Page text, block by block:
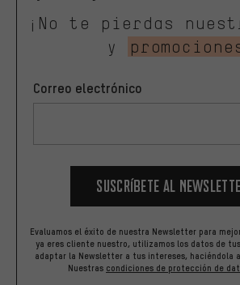
¡No te pierdas
y
Correo electrónico
Suscríbete al
Evaluamos el éxito de nuestra Newsletter para
ya eres cliente nuestro, utilizamos los datos de
adaptar la Newsletter a tus intereses, haciéndola
Nuestras condiciones de protección de